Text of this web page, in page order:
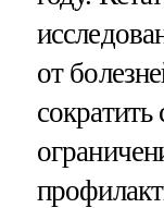
от